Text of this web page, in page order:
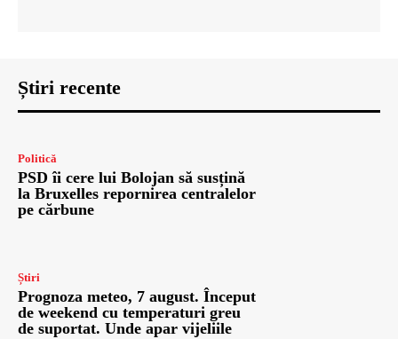
Știri recente
Politică
PSD îi cere lui Bolojan să susțină
la Bruxelles repornirea centralelor
pe cărbune
Știri
Prognoza meteo, 7 august. Început
de weekend cu temperaturi greu
de suportat. Unde apar vijeliile